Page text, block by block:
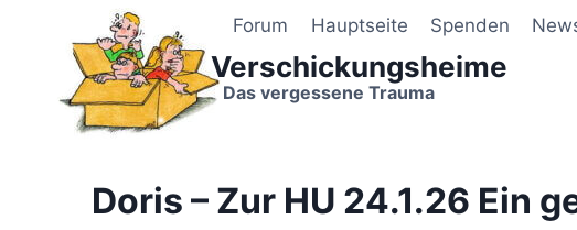
Forum Hauptseite Spenden
Verschickungsheime
Das vergessene Trauma
Doris – Zur HU 24.1.26 Ein